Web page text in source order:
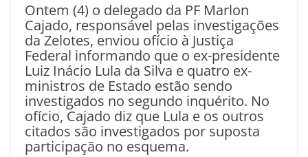
Ontem (4) o delegado da PF Marlon
Cajado, responsável pelas investigações
da Zelotes, enviou ofício à Justiça
Federal informando que o ex-presidente
Luiz Inácio Lula da Silva e quatro ex-
ministros de Estado estão sendo
investigados no segundo inquérito. No
ofício, Cajado diz que Lula e os outros
citados são investigados por suposta
participação no esquema.